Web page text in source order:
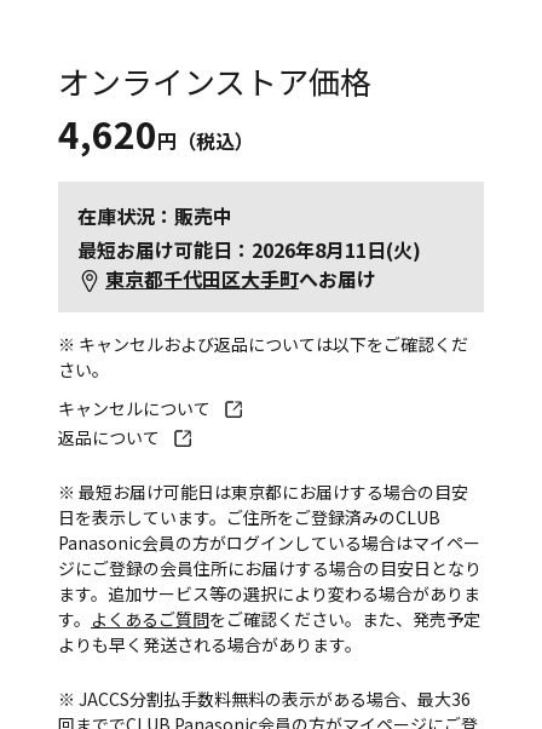
オンラインストア価格
4,620円（税込）
在庫状況：販売中
最短お届け可能日：2026年8月11日(火)
東京都千代田区大手町へお届け
※ キャンセルおよび返品については以下をご確認くだ
さい。
キャンセルについて
返品について
※ 最短お届け可能日は東京都にお届けする場合の目安
日を表示しています。ご住所をご登録済みのCLUB
Panasonic会員の方がログインしている場合はマイペー
ジにご登録の会員住所にお届けする場合の目安日となり
ます。追加サービス等の選択により変わる場合がありま
す。 よくあるご質問をご確認ください。また、発売予定
よりも早く発送される場合があります。
※ JACCS分割払手数料無料の表示がある場合、最大36
回まででCLUB Panasonic会員の方がマイページにご登